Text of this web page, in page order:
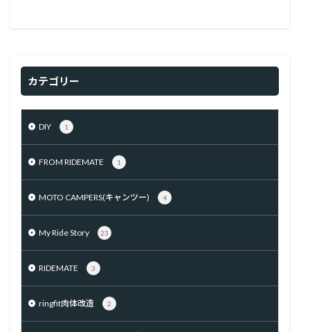
カテゴリー
DIY 1
FROM RIDEMATE 1
MOTO CAMPERS(キャンツー) 4
My Ride Story 23
RIDEMATE 3
ringfit肉体改造 2